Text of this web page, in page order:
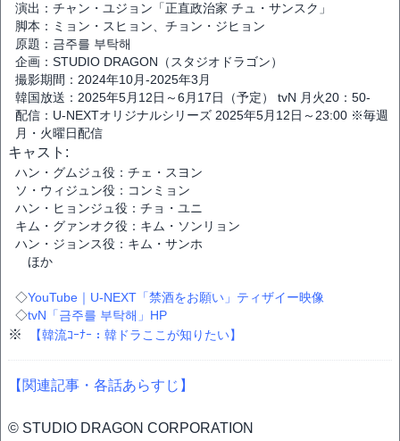
演出：チャン・ユジョン「正直政治家 チュ・サンスク」
脚本：ミョン・スヒョン、チョン・ジヒョン
原題：금주를 부탁해
企画：STUDIO DRAGON（スタジオドラゴン）
撮影期間：2024年10月-2025年3月
韓国放送：2025年5月12日～6月17日（予定） tvN 月火20：50-
配信：U-NEXTオリジナルシリーズ 2025年5月12日～23:00 ※毎週
月・火曜日配信
キャスト:
ハン・グムジュ役：チェ・スヨン
ソ・ウィジュン役：コンミョン
ハン・ヒョンジュ役：チョ・ユニ
キム・グァンオク役：キム・ソンリョン
ハン・ジョンス役：キム・サンホ
ほか
◇YouTube｜U-NEXT「禁酒をお願い」ティザイー映像
◇tvN「금주를 부탁해」HP
※ 【韓流ｺｰﾅｰ：韓ドラここが知りたい】
【関連記事・各話あらすじ】
© STUDIO DRAGON CORPORATION